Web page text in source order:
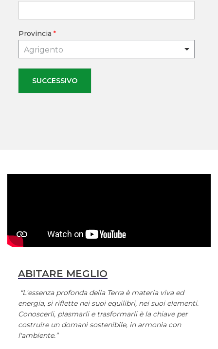
Provincia *
Agrigento
SUCCESSIVO
ABITARE MEGLIO
“L'essenza profonda della Terra è materia viva ed
energia, si riflette nei suoi equilibri, nei suoi elementi.
Conoscerli, plasmarli e trasformarli è la chiave per
costruire un domani sostenibile, in armonia con
l'ambiente.”